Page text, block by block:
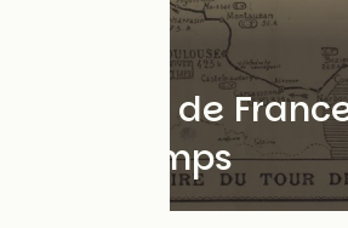
Le « Tour de
vieux temps